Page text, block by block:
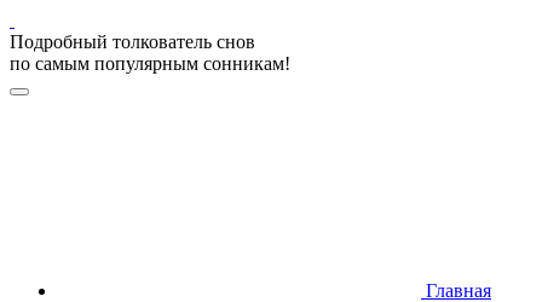
Подробный толкователь снов
по самым популярным сонникам!
Главная